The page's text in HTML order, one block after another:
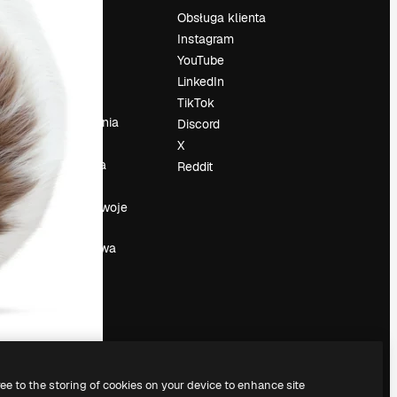
wyszukiwania
Blog
Wydarzenia
Sprzedaj swoje
treści
Sala prasowa
Obsługa klienta
Instagram
YouTube
LinkedIn
TikTok
Discord
X
Reddit
to the storing of cookies on your device to enhance site